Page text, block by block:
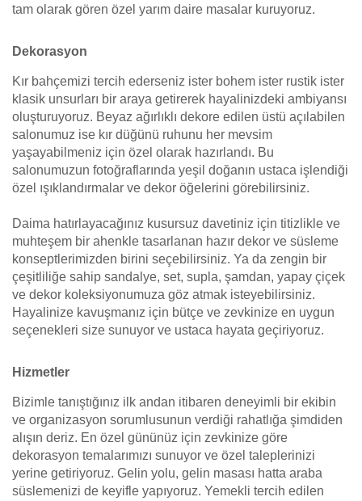
tam olarak gören özel yarım daire masalar kuruyoruz.
Dekorasyon
Kır bahçemizi tercih ederseniz ister bohem ister rustik ister
klasik unsurları bir araya getirerek hayalinizdeki ambiyansı
oluşturuyoruz. Beyaz ağırlıklı dekore edilen üstü açılabilen
salonumuz ise kır düğünü ruhunu her mevsim
yaşayabilmeniz için özel olarak hazırlandı. Bu
salonumuzun fotoğraflarında yeşil doğanın ustaca işlendiği
özel ışıklandırmalar ve dekor öğelerini görebilirsiniz.
Daima hatırlayacağınız kusursuz davetiniz için titizlikle ve
muhteşem bir ahenkle tasarlanan hazır dekor ve süsleme
konseptlerimizden birini seçebilirsiniz. Ya da zengin bir
çeşitliliğe sahip sandalye, set, supla, şamdan, yapay çiçek
ve dekor koleksiyonumuza göz atmak isteyebilirsiniz.
Hayalinize kavuşmanız için bütçe ve zevkinize en uygun
seçenekleri size sunuyor ve ustaca hayata geçiriyoruz.
Hizmetler
Bizimle tanıştığınız ilk andan itibaren deneyimli bir ekibin
ve organizasyon sorumlusunun verdiği rahatlığa şimdiden
alışın deriz. En özel gününüz için zevkinize göre
dekorasyon temalarımızı sunuyor ve özel taleplerinizi
yerine getiriyoruz. Gelin yolu, gelin masası hatta araba
süslemenizi de keyifle yapıyoruz. Yemekli tercih edilen